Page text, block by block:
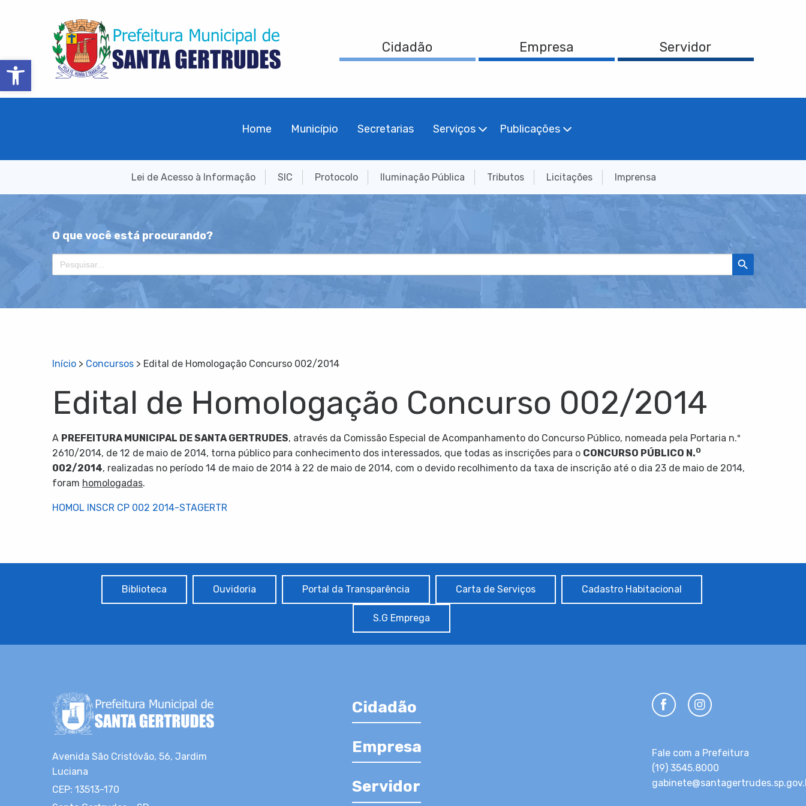
Barra de Ferramentas Aberta
Cidadão Empresa Servidor
Home Município Secretarias Serviços Publicações
Lei de Acesso à Informação SIC Protocolo Iluminação Pública Tributos Licitações Imprensa
O que você está procurando?
Search
for:
Search Button
Início > Concursos > Edital de Homologação Concurso 002/2014
Edital de Homologação Concurso 002/2014
A PREFEITURA MUNICIPAL DE SANTA GERTRUDES, através da Comissão Especial de Acompanhamento do Concurso Público, nomeada pela Portaria n.º
2610/2014, de 12 de maio de 2014, torna público para conhecimento dos interessados, que todas as inscrições para o CONCURSO PÚBLICO N.O
002/201 4, realizadas no período 14 de maio de 2014 à 22 de maio de 2014, com o devido recolhimento da taxa de inscrição até o dia 23 de maio de 2014,
foram homologadas.
HOMOL INSCR CP 002 2014-STAGERTR
Biblioteca Ouvidoria Portal da Transparência Carta de Serviços Cadastro Habitacional
S.G Emprega
Avenida São Cristóvão, 56, Jardim
Luciana
CEP: 13513-170
Cidadão
Empresa
Servidor
Fale com a Prefeitura
(19) 3545.8000